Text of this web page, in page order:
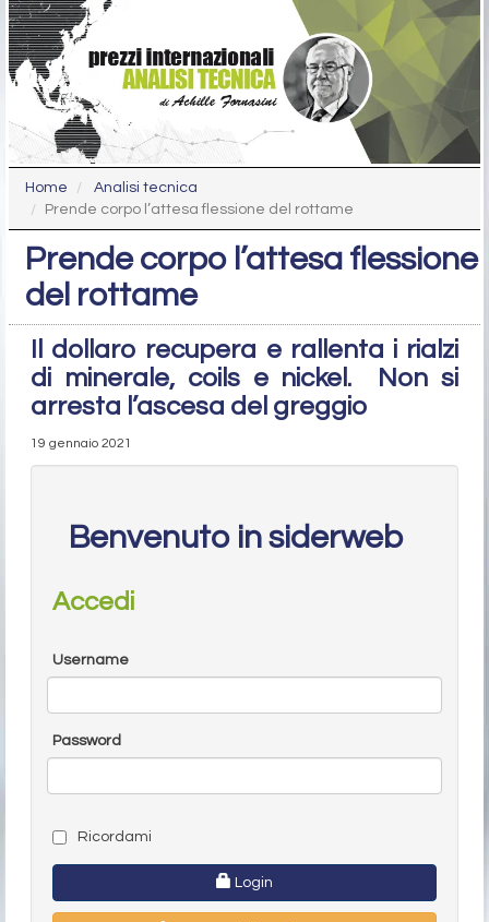
Home
Analisi tecnica
Prende corpo l’attesa flessione del rottame
Prende corpo l’attesa flessione
del rottame
Il dollaro recupera e rallenta i rialzi
di minerale, coils e nickel. Non si
arresta l’ascesa del greggio
19 gennaio 2021
Benvenuto in siderweb
Accedi
Username
Password
Ricordami
Login